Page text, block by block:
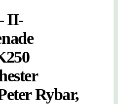
II-
Rybar,